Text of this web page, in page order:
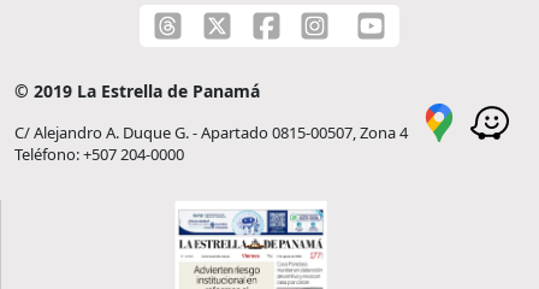
© 2019 La Estrella de Panamá
C/ Alejandro A. Duque G. - Apartado 0815-00507, Zona 4
Teléfono: +507 204-0000